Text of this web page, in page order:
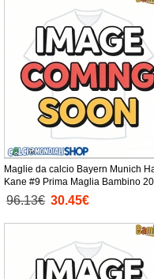
Maglie da calcio Bayern Munich
Kane #9 Prima Maglia Bambino
27 Manica Corta + Pantaloni corti)
96.13€ 30.45€